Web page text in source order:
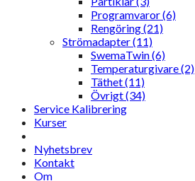
Programvaror (6)
Rengöring (21)
Strömadapter (11)
SwemaTwin (6)
Temperaturgivare (2)
Täthet (11)
Övrigt (34)
Service Kalibrering
Kurser
Nyhetsbrev
Kontakt
Om